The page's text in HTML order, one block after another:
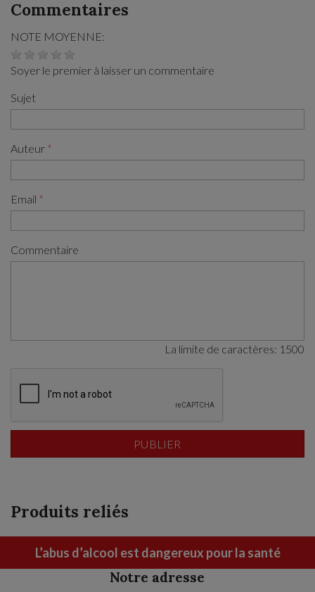
Commentaires
NOTE MOYENNE:
Soyer le premier à laisser un commentaire
Sujet
Auteur
Email
Commentaire
La limite de caractères: 1500
Produits reliés
L’abus d’alcool est dangereux pour la santé
Notre adresse